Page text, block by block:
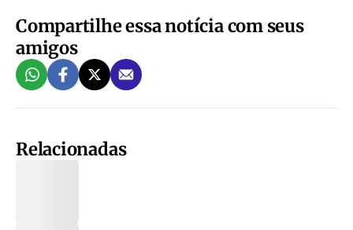
Compartilhe essa notícia com seus
amigos
Relacionadas